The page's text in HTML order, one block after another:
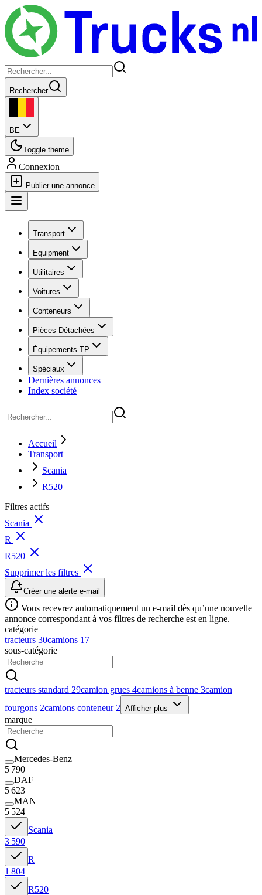
Rechercher
BE
Toggle theme
Connexion
Publier une annonce
Transport
Equipment
Utilitaires
Voitures
Conteneurs
Pièces Détachées
Équipements TP
Spéciaux
Dernières annonces
Index société
Accueil
Transport
Scania
R520
Filtres actifs
Scania
R
R520
Supprimer les filtres
Créer une alerte e-mail
Vous recevrez automatiquement un e-mail dès qu’une nouvelle
annonce correspondant à vos filtres de recherche est en ligne.
catégorie
tracteurs 30camions 17
sous-catégorie
tracteurs standard 29camion grues 4camions à benne 3camion
fourgons 2camions conteneur 2 Afficher plus
marque
Mercedes-Benz
5 790
DAF
5 623
MAN
5 524
Scania
3 590
R
1 804
R520